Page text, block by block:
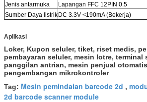
Jenis antarmuka
Lapangan FFC 12PIN 0.5
Sumber Daya listrikDC 3.3V <190mA (Bekerja)
Aplikasi
Loker, Kupon seluler, tiket, riset medis,
pembayaran seluler, mesin lotre, terminal
panggilan antrian, mesin penjual
pengembangan mikrokontroler
Tag: Mesin pemindaian barcode 2d ,
2d barcode scanner module